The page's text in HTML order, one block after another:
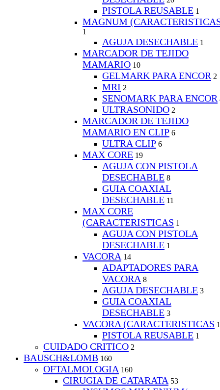
PISTOLA REUSABLE 1
MAGNUM
1
AGUJA DESECHABLE 1
MARCADOR DE TEJIDO
MAMARIO 10
GELMARK PARA ENCOR 2
MRI 2
SENOMARK PARA ENCOR
ULTRASONIDO 2
MARCADOR DE TEJIDO
MAMARIO EN CLIP 6
ULTRA CLIP 6
MAX CORE 19
AGUJA CON PISTOLA
DESECHABLE 8
GUIA COAXIAL
DESECHABLE 11
MAX CORE
(CARACTERISTICAS 1
AGUJA CON PISTOLA
DESECHABLE 1
VACORA 14
ADAPTADORES PARA
VACORA 8
AGUJA DESECHABLE 3
GUIA COAXIAL
DESECHABLE 3
VACORA (CARACTERISTICAS 1
PISTOLA REUSABLE 1
CUIDADO CRITICO 2
BAUSCH&LOMB 160
OFTALMOLOGIA 160
CIRUGIA DE CATARATA 53